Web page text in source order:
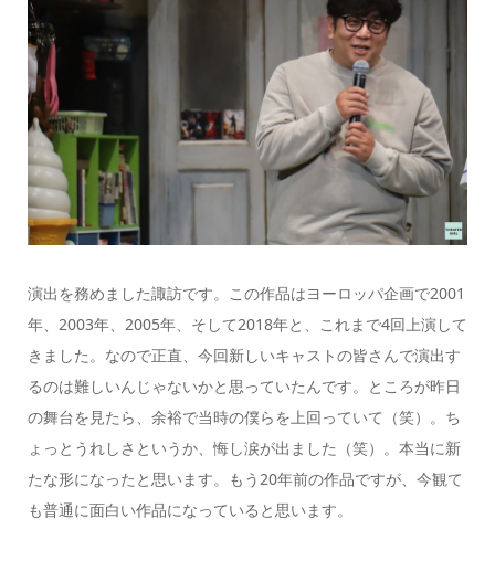
演出を務めました諏訪です。この作品はヨーロッパ企画で2001
年、2003年、2005年、そして2018年と、これまで4回上演して
きました。なので正直、今回新しいキャストの皆さんで演出す
るのは難しいんじゃないかと思っていたんです。ところが昨日
の舞台を見たら、余裕で当時の僕らを上回っていて（笑）。ち
ょっとうれしさというか、悔し涙が出ました（笑）。本当に新
たな形になったと思います。もう20年前の作品ですが、今観て
も普通に面白い作品になっていると思います。